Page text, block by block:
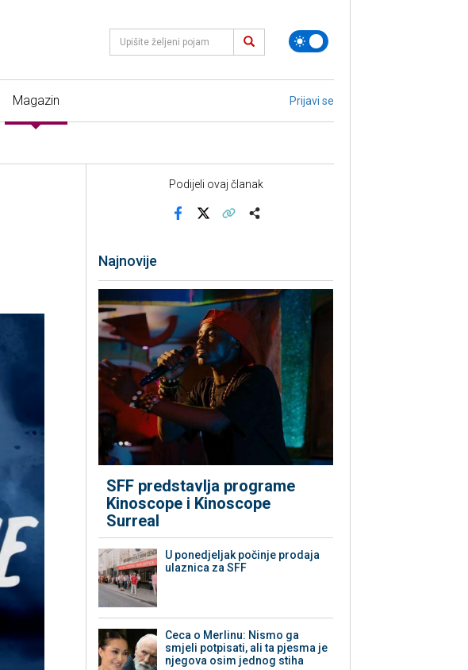
Magazin Prijavi se
Podijeli ovaj članak
Najnovije
SFF predstavlja programe
Kinoscope i Kinoscope
Surreal
U ponedjeljak počinje prodaja
ulaznica za SFF
Ceca o Merlinu: Nismo ga
smjeli potpisati, ali ta pjesma je
njegova osim jednog stiha